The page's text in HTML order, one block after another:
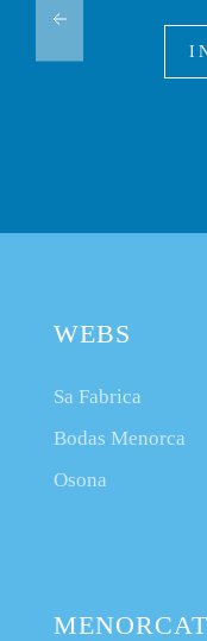
WEBS
Sa Fabrica
Bodas Menorca
Osona